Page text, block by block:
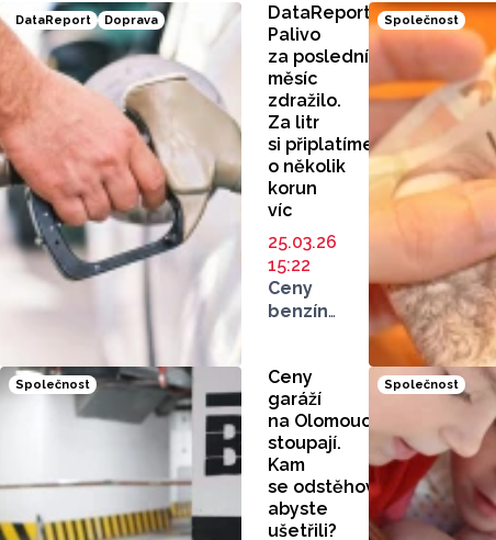
DataReport Doprava
DataReport:
Palivo
za poslední
měsíc
zdražilo.
Za litr
si připlatíme
o několik
korun
víc
25.03.26
15:22
Ceny
benzínu
hmot
se v
Olomouckém
kraji
stále
zvedají.
Benzín
Společnost
Společnost
Ceny
garáží
na Olomoucku
stoupají.
Kam
se odstěhovat,
abyste
ušetřili?
Společnost